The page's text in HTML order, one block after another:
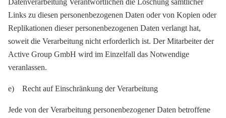
Datenverarbeitung Verantwortlichen die Löschung sämtlicher
Links zu diesen personenbezogenen Daten oder von Kopien oder
Replikationen dieser personenbezogenen Daten verlangt hat,
soweit die Verarbeitung nicht erforderlich ist. Der Mitarbeiter der
Active Group GmbH wird im Einzelfall das Notwendige
veranlassen.
e) Recht auf Einschränkung der Verarbeitung
Jede von der Verarbeitung personenbezogener Daten betroffene